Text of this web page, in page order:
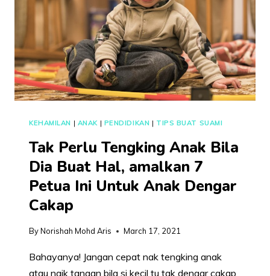
PASANGAN,
TIPS
INI
ANDA
PERLU
AMALKAN.
KEHAMILAN | ANAK| PENDIDIKAN | TIPS BUAT SUAMI
Tak Perlu Tengking Anak Bila
Dia Buat Hal, amalkan 7
Petua Ini Untuk Anak Dengar
Cakap
ByNorishah Mohd Aris March 17, 2021
Bahayanya! Jangan cepat nak tengking anak
atau naik tangan bila si kecil tu tak dengar cakap